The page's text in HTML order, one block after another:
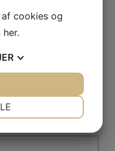
cookies og
her.